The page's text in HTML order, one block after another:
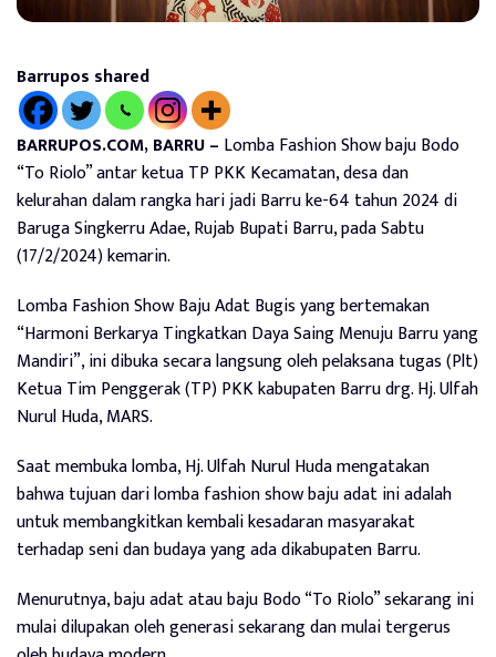
Barrupos shared
BARRUPOS.COM, BARRU – Lomba Fashion Show baju Bodo
“To Riolo” antar ketua TP PKK Kecamatan, desa dan
kelurahan dalam rangka hari jadi Barru ke-64 tahun 2024 di
Baruga Singkerru Adae, Rujab Bupati Barru, pada Sabtu
(17/2/2024) kemarin.
Lomba Fashion Show Baju Adat Bugis yang bertemakan
“Harmoni Berkarya Tingkatkan Daya Saing Menuju Barru yang
Mandiri”, ini dibuka secara langsung oleh pelaksana tugas (Plt)
Ketua Tim Penggerak (TP) PKK kabupaten Barru drg. Hj. Ulfah
Nurul Huda, MARS.
Saat membuka lomba, Hj. Ulfah Nurul Huda mengatakan
bahwa tujuan dari lomba fashion show baju adat ini adalah
untuk membangkitkan kembali kesadaran masyarakat
terhadap seni dan budaya yang ada dikabupaten Barru.
Menurutnya, baju adat atau baju Bodo “To Riolo” sekarang ini
mulai dilupakan oleh generasi sekarang dan mulai tergerus